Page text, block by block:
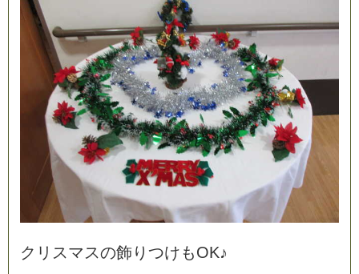
ク リ スマ スの飾 り つけもOK♪